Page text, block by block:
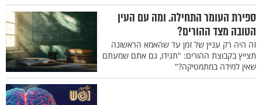
ספירת העומר התחילה. ומה עם העין
הטובה מצד ההורים?
זה היה רק עניין של זמן עד שהאמא הראשונה
תצייץ בקבוצת ההורים: "תגידו, גם אתם שמעתם
שאין למידה במתמטיקה?"